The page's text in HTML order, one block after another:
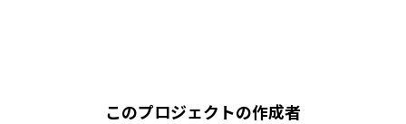
このプロジェクトの作成者